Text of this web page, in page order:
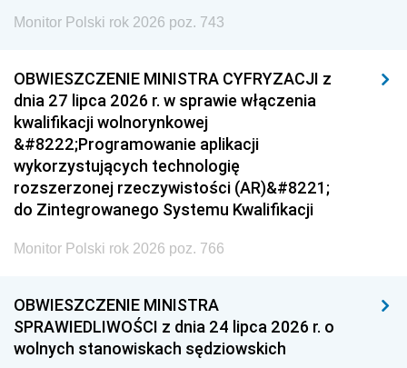
Monitor Polski rok 2026 poz. 743
OBWIESZCZENIE MINISTRA CYFRYZACJI z
dnia 27 lipca 2026 r. w sprawie włączenia
kwalifikacji wolnorynkowej
&#8222;Programowanie aplikacji
wykorzystujących technologię
rozszerzonej rzeczywistości (AR)&#8221;
do Zintegrowanego Systemu Kwalifikacji
Monitor Polski rok 2026 poz. 766
OBWIESZCZENIE MINISTRA
SPRAWIEDLIWOŚCI z dnia 24 lipca 2026 r. o
wolnych stanowiskach sędziowskich